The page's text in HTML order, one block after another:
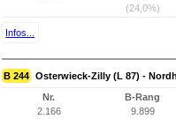
(24,0%)
Infos...
B 244 Osterwieck-Zilly (L 87) -
Nr.
2.166
B-Rang
9.899